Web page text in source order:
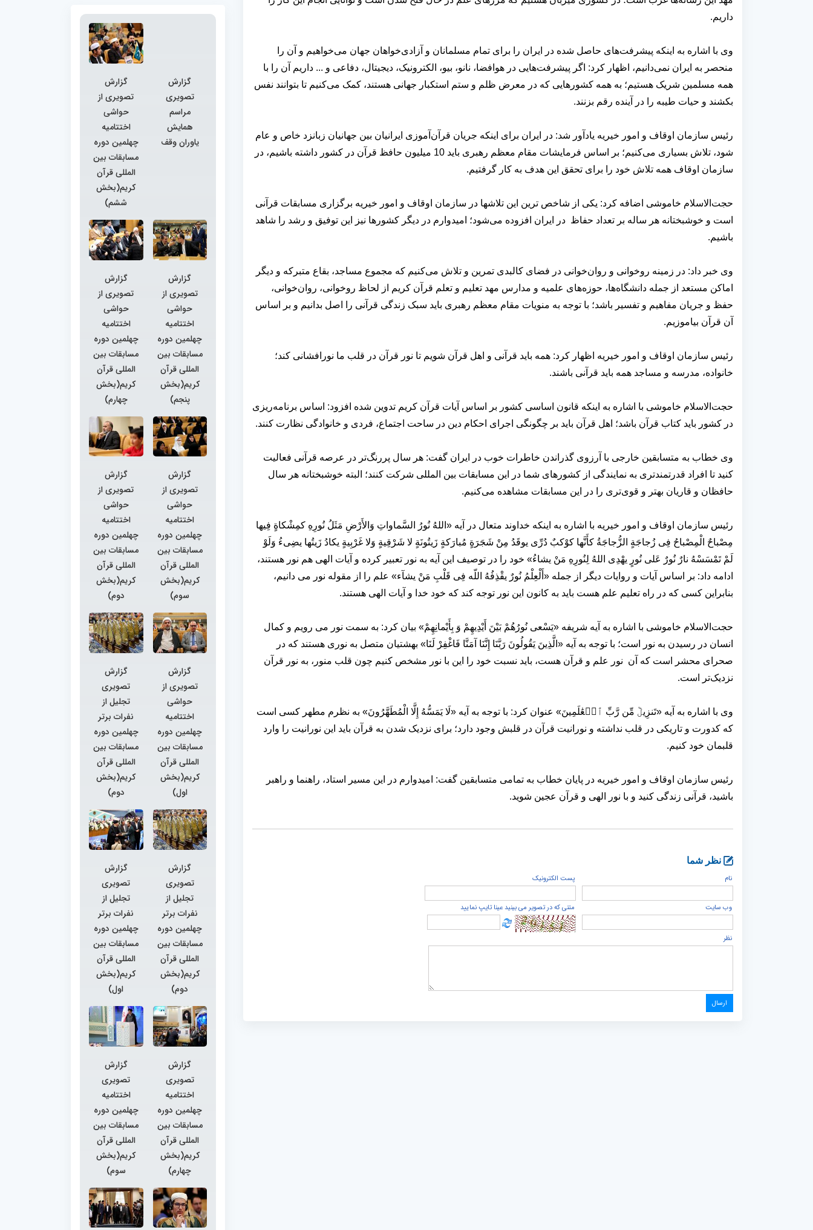
داریم.
وی با اشاره به اینکه پیشرفت‌های حاصل شده در ایران را برای تمام مسلمانان و آزادی‌خواهان جهان می‌خواهیم و آن را
منحصر به ایران نمی‌دانیم، اظهار کرد: اگر پیشرفت‌هایی در هوافضا، نانو، بیو، الکترونیک، دیجیتال، دفاعی و ... داریم آن را با
همه مسلمین شریک هستیم؛ به همه کشورهایی که در معرض ظلم و ستم استکبار جهانی هستند، کمک می‌کنیم تا بتوانند نفس
بکشند و حیات طیبه را در آینده رقم بزنند.
رئیس سازمان اوقاف و امور خیریه یادآور شد: در ایران برای اینکه جریان قرآن‌آموزی ایرانیان بین جهانیان زبانزد خاص و عام
شود، تلاش بسیاری می‌کنیم؛ بر اساس فرمایشات مقام معظم رهبری باید 10 میلیون حافظ قرآن در کشور داشته باشیم، در
سازمان اوقاف همه تلاش خود را برای تحقق این هدف به کار گرفتیم.
حجت‌الاسلام خاموشی اضافه کرد: یکی از شاخص ترین این تلاشها در سازمان اوقاف و امور خیریه برگزاری مسابقات قرآنی
است و خوشبختانه هر ساله بر تعداد حفاظ در ایران افزوده می‌شود؛ امیدوارم در دیگر کشورها نیز این توفیق و رشد را شاهد
باشیم.
وی خبر داد: در زمینه روخوانی و روان‌خوانی در فضای کالبدی تمرین و تلاش می‌کنیم که مجموع مساجد، بقاع متبرکه و دیگر
اماکن مستعد از جمله دانشگاه‌ها، حوزه‌های علمیه و مدارس مهد تعلیم و تعلم قرآن کریم از لحاظ روخوانی، روان‌خوانی،
حفظ و جریان مفاهیم و تفسیر باشد؛ با توجه به منویات مقام معظم رهبری باید سبک زندگی قرآنی را اصل بدانیم و بر اساس
آن قرآن بیاموزیم.
رئیس سازمان اوقاف و امور خیریه اظهار کرد: همه باید قرآنی و اهل قرآن شویم تا نور قرآن در قلب ما نورافشانی کند؛
خانواده، مدرسه و مساجد همه باید قرآنی باشند.
حجت‌الاسلام خاموشی با اشاره به اینکه قانون اساسی کشور بر اساس آیات قرآن کریم تدوین شده افزود: اساس برنامه‌ریزی
در کشور باید کتاب قرآن باشد؛ اهل قرآن باید بر چگونگی اجرای احکام دین در ساحت اجتماع، فردی و خانوادگی نظارت کنند.
وی خطاب به متسابقین خارجی با آرزوی گذراندن خاطرات خوب در ایران گفت: هر سال پررنگ‌تر در عرصه قرآنی فعالیت
کنید تا افراد قدرتمندتری به نمایندگی از کشورهای شما در این مسابقات بین المللی شرکت کنند؛ البته خوشبختانه هر سال
حافظان و قاریان بهتر و قوی‌تری را در این مسابقات مشاهده می‌کنیم.
رئیس سازمان اوقاف و امور خیریه با اشاره به اینکه خداوند متعال در آیه «اللهُ نُورُ السَّماواتِ وَالأَرْضِ مَثَلُ نُورِهِ کمِشْکاةٍ فِیها
مِصْباحٌ الْمِصْباحُ فِی زُجاجَةٍ الزُّجاجَةُ کأَنَّها کوْکبٌ دُرِّی یوقَدُ مِنْ شَجَرَةٍ مُبارَکةٍ زَیتُونَةٍ لا شَرْقِیةٍ وَلا غَرْبِیةٍ یکادُ زَیتُها یضِیءُ وَلَوْ
لَمْ تَمْسَسْهُ نارٌ نُورٌ عَلی نُورٍ یهْدِی اللهُ لِنُورِهِ مَنْ یشاءُ» خود را در توصیف این آیه به نور تعبیر کرده و آیات الهی هم نور هستند،
ادامه داد: بر اساس آیات و روایات دیگر از جمله «أَلْعِلْمُ نُورٌ یقْذِفُهُ اللّه فِی قَلْبِ مَنْ یشآء» علم را از مقوله نور می دانیم،
بنابراین کسی که در راه تعلیم علم هست باید به کانون این نور توجه کند که خود خدا و آیات الهی هستند.
حجت‌الاسلام خاموشی با اشاره به آیه شریفه «یَسْعى نُورُهُمْ بَیْنَ أَیْدِیهِمْ وَ بِأَیْمانِهِمْ» بیان کرد: به سمت نور می رویم و کمال
انسان در رسیدن به نور است؛ با توجه به آیه «الَّذِينَ يَقُولُونَ رَبَّنَا إِنَّنَا آمَنَّا فَاغْفِرْ لَنَا» بهشتیان متصل به نوری هستند که در
صحرای محشر است که آن نور علم و قرآن هست، باید نسبت خود را این با نور مشخص کنیم چون قلب منور، به نور قرآن
نزدیک‌تر است.
وی با اشاره به آیه «تَنزِيلٞ مِّن رَّبِّ ٱلۡعَٰلَمِينَ» عنوان کرد: با توجه به آیه «لَا يَمَسُّهُ إِلَّا الْمُطَهَّرُونَ» به نظرم مطهر کسی است
که کدورت و تاریکی در قلب نداشته و نورانیت قرآن در قلبش وجود دارد؛ برای نزدیک شدن به قرآن باید این نورانیت را وارد
قلبمان خود کنیم.
رئیس سازمان اوقاف و امور خیریه در پایان خطاب به تمامی متسابقین گفت: امیدوارم در این مسیر استاد، راهنما و راهبر
باشید، قرآنی زندگی کنید و با نور الهی و قرآن عجین شوید.
نظر شما
نام
پست الكترونيک
وب سایت متنی که در تصویر می بینید عینا تایپ نمایید
نظر
گزارش
تصویری
مراسم
همایش
یاوران وقف
گزارش
تصویری از
حواشی
اختتامیه
چهلمین دوره
مسابقات بین
المللی قرآن
کریم(بخش
ششم)
گزارش
تصویری از
حواشی
اختتامیه
چهلمین دوره
مسابقات بین
المللی قرآن
کریم(بخش
پنجم)
گزارش
تصویری از
حواشی
اختتامیه
چهلمین دوره
مسابقات بین
المللی قرآن
کریم(بخش
چهارم)
گزارش
تصویری از
حواشی
اختتامیه
چهلمین دوره
مسابقات بین
المللی قرآن
کریم(بخش
سوم)
گزارش
تصویری از
حواشی
اختتامیه
چهلمین دوره
مسابقات بین
المللی قرآن
کریم(بخش
دوم)
گزارش
تصویری از
حواشی
اختتامیه
چهلمین دوره
مسابقات بین
المللی قرآن
کریم(بخش
اول)
گزارش
تصویری
تجلیل از
نفرات برتر
چهلمین دوره
مسابقات بین
المللی قرآن
کریم(بخش
دوم)
گزارش
تصویری
تجلیل از
نفرات برتر
چهلمین دوره
مسابقات بین
المللی قرآن
کریم(بخش
دوم)
گزارش
تصویری
تجلیل از
نفرات برتر
چهلمین دوره
مسابقات بین
المللی قرآن
کریم(بخش
اول)
گزارش
تصویری
اختتامیه
چهلمین دوره
مسابقات بین
المللی قرآن
کریم(بخش
چهارم)
گزارش
تصویری
اختتامیه
چهلمین دوره
مسابقات بین
المللی قرآن
کریم(بخش
سوم)